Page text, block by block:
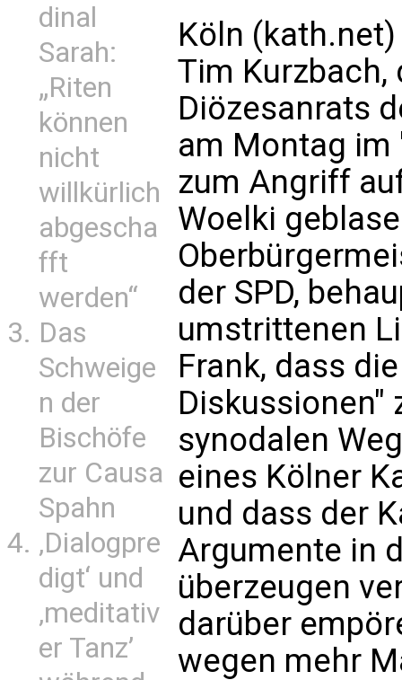
dinal
Sarah:
„Riten
können
nicht
willkürlich
abgescha
fft
werden“
Das
Schweige
n der
Bischöfe
zur Causa
Spahn
‚Dialogpre
digt‘ und
‚meditativ
er Tanz’
Köln (kath.net)
Tim Kurzbach,
Diözesanrats
am Montag im
zum Angriff
Woelki
der SPD,
umstrittenen
Frank, dass
Diskussionen"
synodalen
eines Kölner
und dass der
Argumente in
überzeugen
darüber
wegen mehr